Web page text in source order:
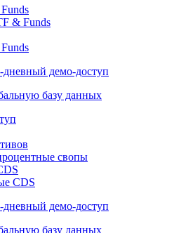
базу данных
& Funds
дневный
базу данных
свопы
CDS